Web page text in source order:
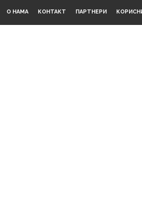
О НАМА КОНТАКТ ПАРТНЕРИ